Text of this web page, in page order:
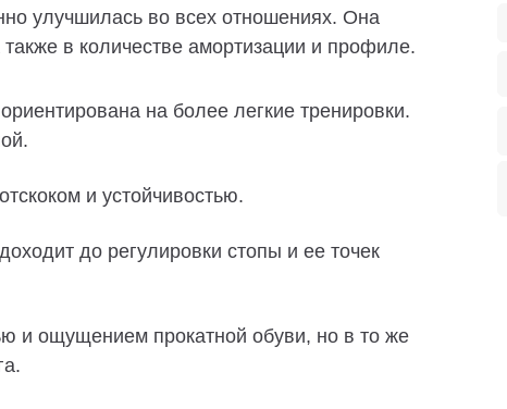
улучшилась во всех отношениях. Она
в количестве амортизации и профиле.
на более легкие тренировки.
и устойчивостью.
до регулировки стопы и ее точек
и ощущением прокатной обуви, но в то же